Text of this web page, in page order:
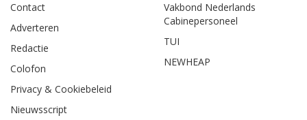
Contact
Adverteren
Redactie
Colofon
Privacy & Cookiebeleid
Nieuwsscript
Vakbond Nederlands
Cabinepersoneel
TUI
NEWHEAP